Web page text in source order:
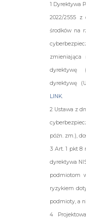
1 Dyrektywa
2022/2555
środków na
zmieniająca
dyrektywę
dyrektywę
LINK.
2 Ustawa z
późn. zm.),
3 Art. 1 pkt 8
dyrektywa
podmiotom
ryzykiem
podmioty, a
4